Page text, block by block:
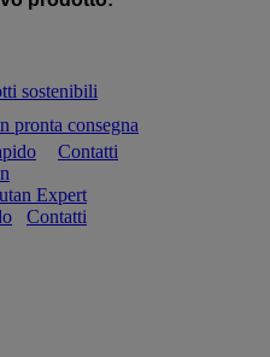
sostenibili
pronta consegna
Contatti
Expert
Contatti